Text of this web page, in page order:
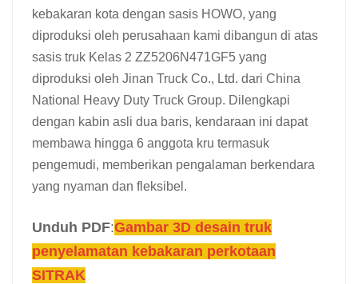
kebakaran kota dengan sasis HOWO, yang
diproduksi oleh perusahaan kami dibangun di atas
sasis truk Kelas 2 ZZ5206N471GF5 yang
diproduksi oleh Jinan Truck Co., Ltd. dari China
National Heavy Duty Truck Group. Dilengkapi
dengan kabin asli dua baris, kendaraan ini dapat
membawa hingga 6 anggota kru termasuk
pengemudi, memberikan pengalaman berkendara
yang nyaman dan fleksibel.
Unduh PDF:Gambar 3D desain truk
penyelamatan kebakaran perkotaan
SITRAK